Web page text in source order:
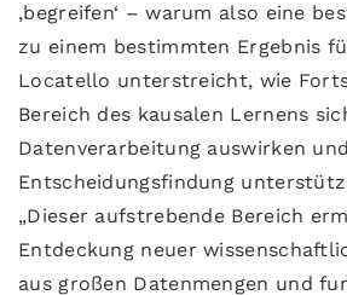
‚begreifen‘ – warum also eine
zu einem bestimmten Ergebnis
Locatello unterstreicht, wie
Bereich des kausalen Lernens
Datenverarbeitung auswirken
Entscheidungsfindung
„Dieser aufstrebende Bereich
Entdeckung neuer
aus großen Datenmengen und